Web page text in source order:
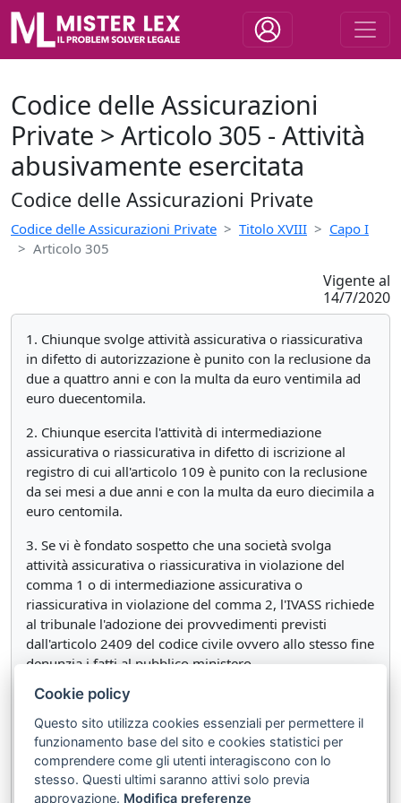
Codice delle Assicurazioni
Private > Articolo 305 - Attività
abusivamente esercitata
Codice delle Assicurazioni Private
Codice delle Assicurazioni Private Titolo XVIII
Capo I
Articolo 305
Vigente al
14/7/2020
1. Chiunque svolge attività assicurativa o riassicurativa
in difetto di autorizzazione è punito con la reclusione da
due a quattro anni e con la multa da euro ventimila ad
euro duecentomila.
2. Chiunque esercita l'attività di intermediazione
assicurativa o riassicurativa in difetto di iscrizione al
registro di cui all'articolo 109 è punito con la reclusione
da sei mesi a due anni e con la multa da euro diecimila a
euro centomila.
3. Se vi è fondato sospetto che una società svolga
attività assicurativa o riassicurativa in violazione del
comma 1 o di intermediazione assicurativa o
riassicurativa in violazione del comma 2, l'IVASS richiede
al tribunale l'adozione dei provvedimenti previsti
dall'articolo 2409 del codice civile ovvero allo stesso fine
denunzia i fatti al pubblico ministero.
4.
5. L'esercizio dell'attività di perito di assicurazione in
difetto di iscrizione al ruolo previsto dall'articolo 156 è
punito a norma dell'articolo 348 del codice penale.
Cookie policy
Questo sito utilizza cookies essenziali per permettere il
funzionamento base del sito e cookies statistici per
comprendere come gli utenti interagiscono con lo
stesso. Questi ultimi saranno attivi solo previa
approvazione. Modifica preferenze